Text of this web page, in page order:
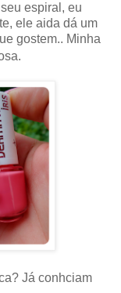
espiral, eu
ele aida dá um
gostem.. Minha
Já conhciam